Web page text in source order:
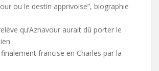
ou le destin apprivoise”, biographie
qu’Aznavour aurait dû porter le
francise en Charles par la